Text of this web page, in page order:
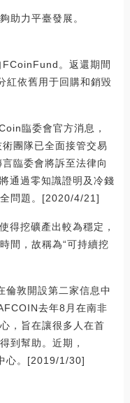
助力平臺發展。
。返還期間
紅依舊用于回購和銷毀
臨委會官方消息，
團隊已全面接管交易
臨委會將訴至法律向
通過零知識證明及冷錢
問題。[2020/4/21]
得挖礦產出較為穩定，
間，故稱為“可持續挖
敦開設第二家信息中
去年8月在南非
，旨在讓很多人在首
到幫助。近期，
心。[2019/1/30]